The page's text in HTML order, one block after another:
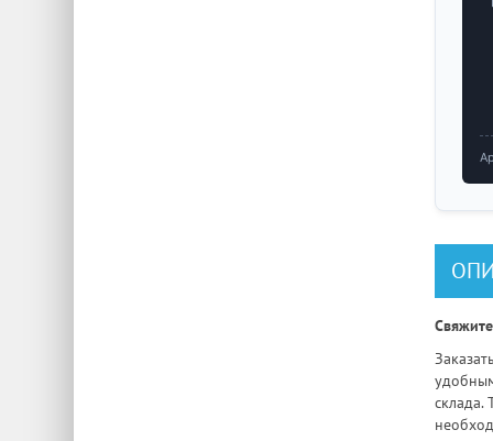
склада.